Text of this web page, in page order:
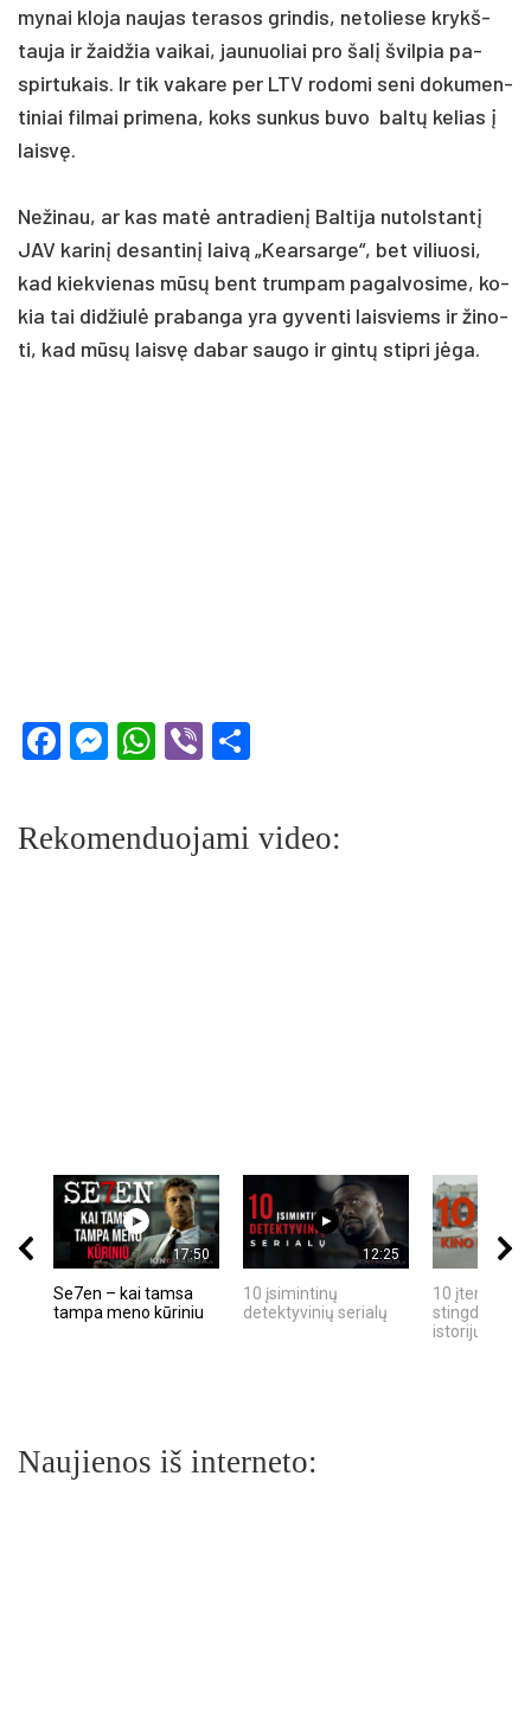
my­nai klo­ja nau­jas te­ra­sos grin­dis, ne­to­lie­se krykš­
tau­ja ir žaid­žia vai­kai, jau­nuo­liai pro šalį švil­pia pa­
spir­tu­kais. Ir tik va­ka­re per LTV ro­do­mi se­ni do­ku­men­
ti­niai fil­mai pri­me­na, koks sun­kus bu­vo baltų ke­lias į
laisvę.
Ne­ži­nau, ar kas matė ant­ra­dienį Bal­ti­ja nu­tols­tantį
JAV ka­rinį de­san­tinį laivą „Kear­sar­ge“, bet vi­liuo­si,
kad kiek­vie­nas mūsų bent trum­pam pa­gal­vo­si­me, ko­
kia tai did­žiulė pra­ban­ga yra gy­ven­ti lais­viems ir ži­no­
ti, kad mūsų laisvę da­bar sau­go ir gintų stip­ri jėga.
Facebook
Messenger
WhatsApp
Viber
Rekomenduojami video:
17:50
Se7en – kai tamsa
tampa meno kūriniu
12:25
10 įsimintinų
detektyvinių serialų
10 įtemptų,
stingdančių
istorijų
Naujienos iš interneto: